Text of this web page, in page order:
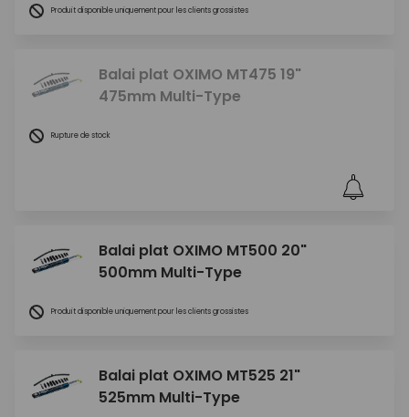
Produit disponible uniquement pour les clients grossistes
Balai plat OXIMO MT475 19"
475mm Multi-Type
Rupture de stock
Balai plat OXIMO MT500 20"
500mm Multi-Type
Produit disponible uniquement pour les clients grossistes
Balai plat OXIMO MT525 21"
525mm Multi-Type